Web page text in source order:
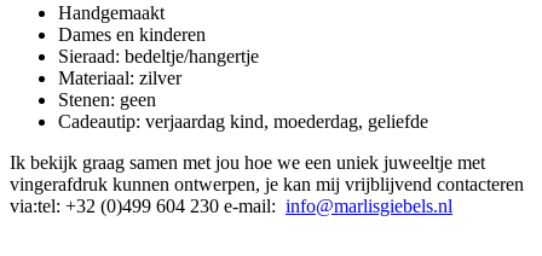
Handgemaakt
Dames en kinderen
Sieraad: bedeltje/hangertje
Materiaal: zilver
Stenen: geen
Cadeautip: verjaardag kind, moederdag, geliefde
Ik bekijk graag samen met jou hoe we een uniek juweeltje met
vingerafdruk kunnen ontwerpen, je kan mij vrijblijvend contacteren
via:tel: +32 (0)499 604 230 e-mail: info@marlisgiebels.nl